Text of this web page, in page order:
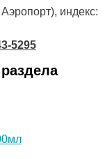
индекс:
5295